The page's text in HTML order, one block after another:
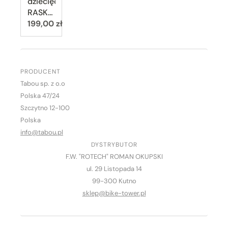
RASKULLZ
LEOPARD
KITTY,
(54-58
cm),
fioletowy
(purple)
Cena:
199,00 zł
PRODUCENT
Tabou sp. z o.o
Polska 47/24
Szczytno 12-100
Polska
info@tabou.pl
DYSTRYBUTOR
F.W. "ROTECH" ROMAN OKUPSKI
ul. 29 Listopada 14
99-300 Kutno
sklep@bike-tower.pl